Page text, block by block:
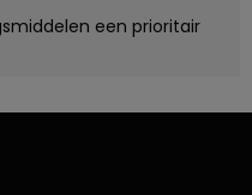
een prioritair